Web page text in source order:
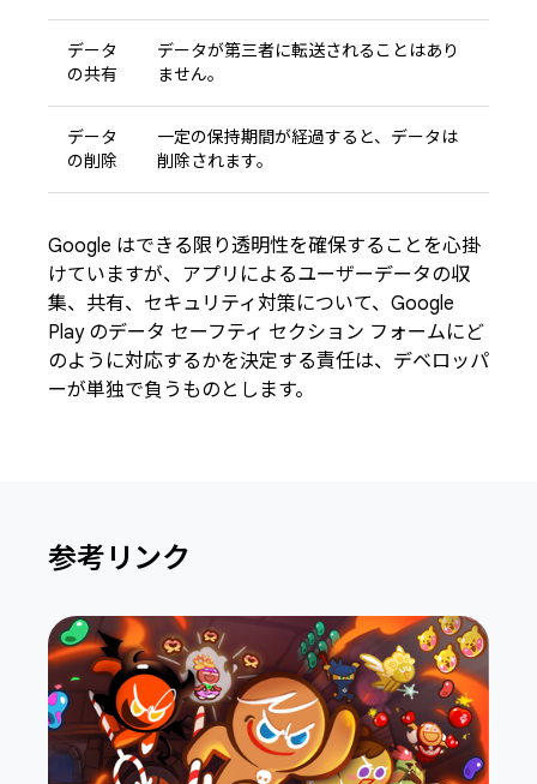
データ
の共有
データが第三者に転送されることはあり
ません。
データ
の削除
一定の保持期間が経過すると、データは
削除されます。
Google はできる限り透明性を確保することを心掛
けていますが、アプリによるユーザーデータの収
集、共有、セキュリティ対策について、Google
Play のデータ セーフティ セクション フォームにど
のように対応するかを決定する責任は、デベロッパ
ーが単独で負うものとします。
参考リンク